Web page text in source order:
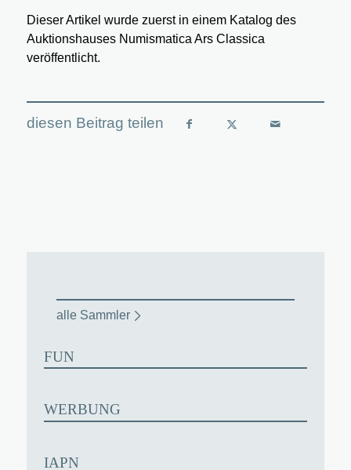
Dieser Artikel wurde zuerst in einem Katalog des
Auktionshauses Numismatica Ars Classica
veröffentlicht.
alle Sammler
FUN
WERBUNG
IAPN